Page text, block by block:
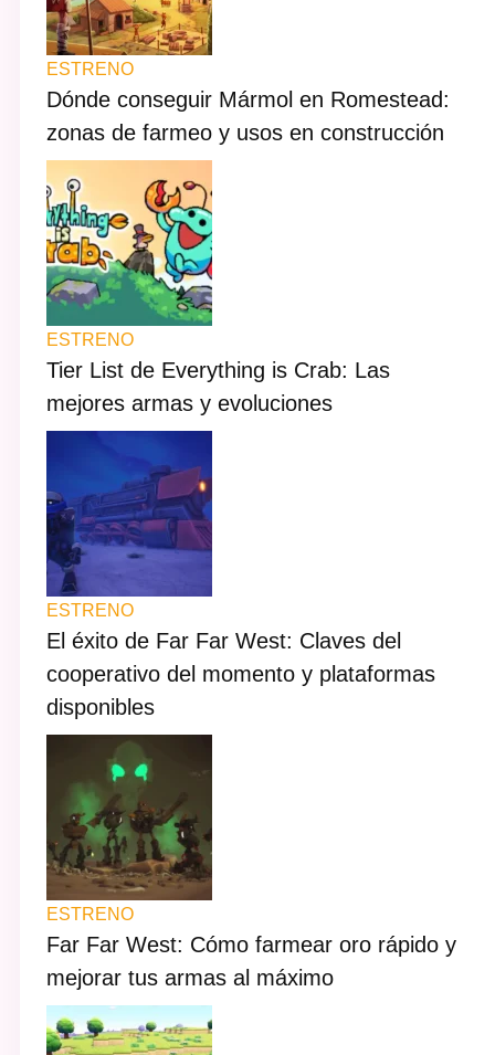
ESTRENO
Dónde conseguir Mármol en Romestead:
zonas de farmeo y usos en construcción
ESTRENO
Tier List de Everything is Crab: Las
mejores armas y evoluciones
ESTRENO
El éxito de Far Far West: Claves del
cooperativo del momento y plataformas
disponibles
ESTRENO
Far Far West: Cómo farmear oro rápido y
mejorar tus armas al máximo